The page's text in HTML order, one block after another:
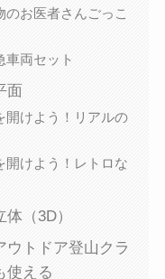
お医者さんごっこ
両セット
面
けよう！リアルの
けよう！レトロな
（3D）
トドア登山クラ
使える